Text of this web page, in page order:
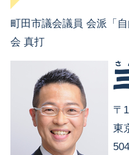
町田市議会議員 会派「
会 真打
〒
東